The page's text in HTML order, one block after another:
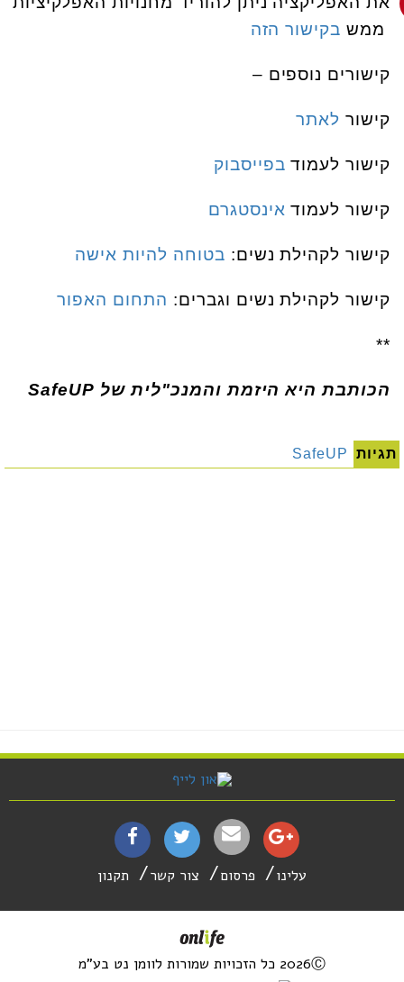
ממש בקישור הזה
קישורים נוספים –
קישור לאתר
קישור לעמוד בפייסבוק
קישור לעמוד אינסטגרם
קישור לקהילת נשים: בטוחה להיות אישה
קישור לקהילת נשים וגברים: התחום האפור
**
הכותבת היא היזמת והמנכ"לית של SafeUP
תגיות SafeUP
עלינו פרסום צור קשר תקנון
2026Ⓒ כל הזכויות שמורות לוומן נט בע"מ